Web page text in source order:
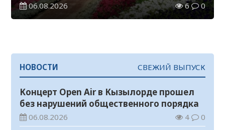
06.08.2026 6 0
НОВОСТИ СВЕЖИЙ ВЫПУСК
Концерт Open Air в Кызылорде прошел
без нарушений общественного порядка
06.08.2026 4 0